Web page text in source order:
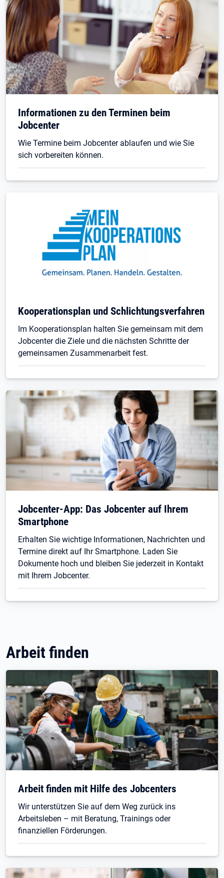
Informationen zu den Terminen beim
Jobcenter
Wie Termine beim Jobcenter ablaufen und wie Sie
sich vorbereiten können.
Kooperationsplan und Schlichtungsverfahren
Im Kooperationsplan halten Sie gemeinsam mit dem
Jobcenter die Ziele und die nächsten Schritte der
gemeinsamen Zusammenarbeit fest.
Jobcenter-App: Das Jobcenter auf Ihrem
Smartphone
Erhalten Sie wichtige Informationen, Nachrichten und
Termine direkt auf Ihr Smartphone. Laden Sie
Dokumente hoch und bleiben Sie jederzeit in Kontakt
mit Ihrem Jobcenter.
Arbeit finden
Arbeit finden mit Hilfe des Jobcenters
Wir unterstützen Sie auf dem Weg zurück ins
Arbeitsleben – mit Beratung, Trainings oder
finanziellen Förderungen.